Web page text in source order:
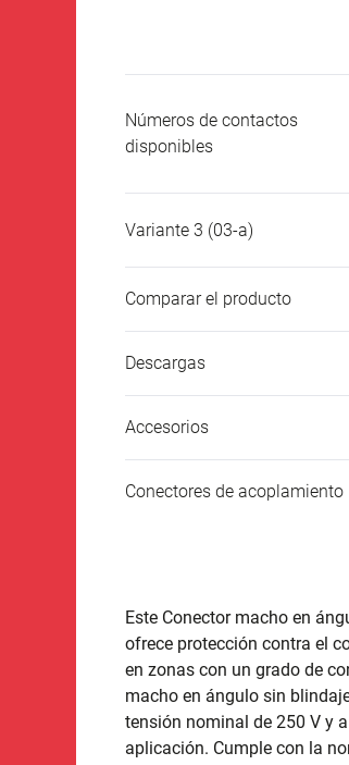
Números de contactos
disponibles
Variante 3 (03-a)
Comparar el producto
Descargas
Accesorios
Conectores de acoplamiento
Este Conector macho en
ofrece protección contra el
en zonas con un grado de
macho en ángulo sin
tensión nominal de 250 V y
aplicación. Cumple con la